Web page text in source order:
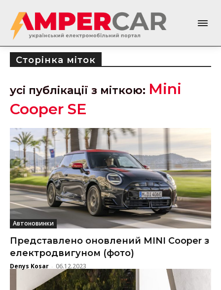
Сторінка міток
усі публікації з міткою: Mini
Cooper SE
Автоновинки
Представлено оновлений MINI Cooper з
електродвигуном (фото)
Denys Kosar - 06.12.2023